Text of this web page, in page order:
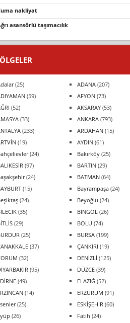
cuma nakliyat
ağrı asansörlü taşımacılık
(25) ADANA (207)
(59) AFYON (73)
(52) AKSARAY (53)
(33) ANKARA (793)
(233) ARDAHAN (15)
(19) AYDIN (61)
(24) Bakırköy (25)
(97) BARTIN (29)
(24) BATMAN (64)
(15) Bayrampaşa (24)
(24) Beyoğlu (24)
(35) BİNGÖL (26)
(29) BOLU (74)
(25) BURSA (199)
(37) ÇANKIRI (19)
(32) DENİZLİ (125)
(95) DÜZCE (39)
(49) ELAZIĞ (52)
(14) ERZURUM (91)
(25) ESKİŞEHİR (60)
(26) Fatih (24)